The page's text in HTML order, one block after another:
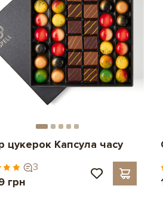
цукерок Капсула часу
3
грн